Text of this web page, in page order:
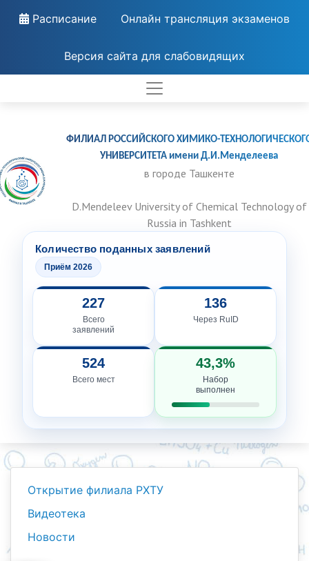
Расписание Онлайн трансляция экзаменов
Версия сайта для слабовидящих
ФИЛИАЛ РОССИЙСКОГО ХИМИКО-
УНИВЕРСИТЕТА имени Д.И.Менделеева
в городе Ташкенте
D.Mendeleev University of Chemical Technology of
Russia in Tashkent
Количество поданных заявлений
Приём 2026
227
Всего
заявлений
136
Через RuID
524
Всего мест
43,3%
Набор
выполнен
Открытие филиала РХТУ
Видеотека
Новости